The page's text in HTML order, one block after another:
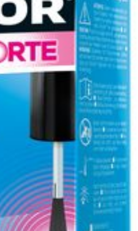
Température ambiante (15°C - 25°C)